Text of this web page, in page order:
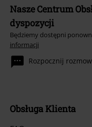
Nasze Centrum
dyspozycji
Będziemy dostępni
informacji
Rozpocznij
Obsługa Klienta